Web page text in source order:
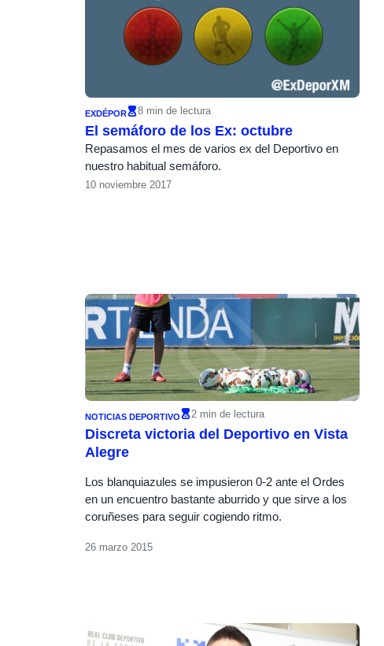
EXDÉPOR 8 min de lectura
El semáforo de los Ex: octubre
Repasamos el mes de varios ex del Deportivo en
nuestro habitual semáforo.
10 noviembre 2017
NOTICIAS DEPORTIVO 2 min de lectura
Discreta victoria del Deportivo en Vista
Alegre
Los blanquiazules se impusieron 0-2 ante el Ordes
en un encuentro bastante aburrido y que sirve a los
coruñeses para seguir cogiendo ritmo.
26 marzo 2015